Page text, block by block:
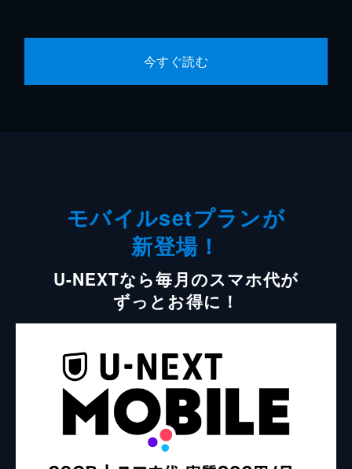
今すぐ読む
モバイルsetプランが
新登場！
U-NEXTなら毎月のスマホ代が
ずっとお得に！